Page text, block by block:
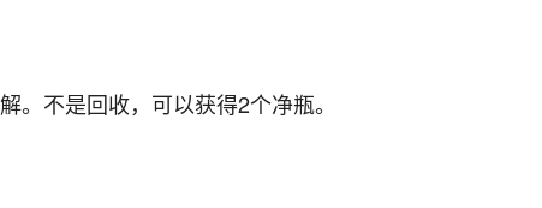
。不是回收，可以获得2个净瓶。